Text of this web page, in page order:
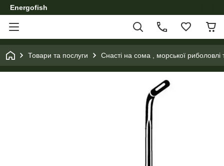
Energofish
Товари та послуги Снасті на сома , морської риболовлі